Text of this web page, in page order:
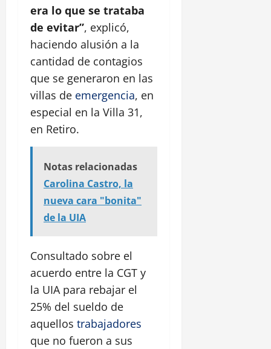
era lo que se trataba
de evitar”, explicó,
haciendo alusión a la
cantidad de contagios
que se generaron en las
villas de emergencia, en
especial en la Villa 31,
en Retiro.
Notas relacionadas
Carolina Castro, la
nueva cara "bonita"
de la UIA
Consultado sobre el
acuerdo entre la CGT y
la UIA para rebajar el
25% del sueldo de
aquellos trabajadores
que no fueron a sus